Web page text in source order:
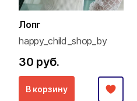
Лопг
happy_child_shop_by
30 руб.
В корзину